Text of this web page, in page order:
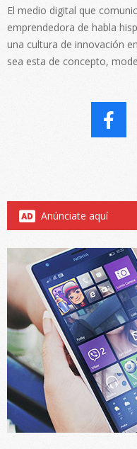
El medio digital que
emprendedora de habla
una cultura de innovación
sea esta de concepto,
Anúnciate aquí